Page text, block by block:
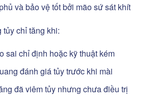
và bảo vệ tốt bởi mão sứ sát khít
chỉ tăng khi:
sai chỉ định hoặc kỹ thuật kém
đánh giá tủy trước khi mài
đã viêm tủy nhưng chưa điều trị